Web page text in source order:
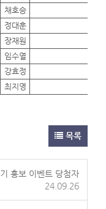
채호승
정대훈
장재원
임수열
강효정
최지영
목록
홍보 이벤트 당첨자
24.09.26